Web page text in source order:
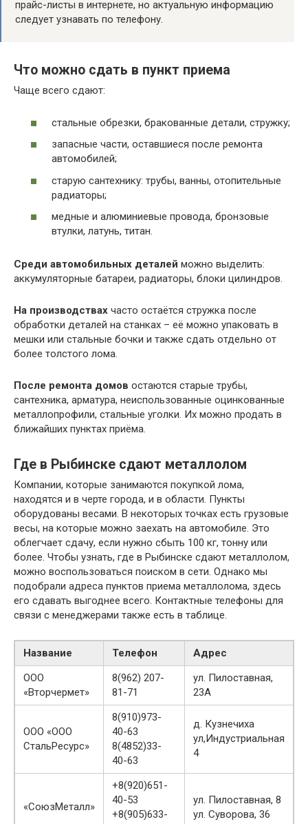
прайс-листы в интернете, но актуальную информацию
следует узнавать по телефону.
Что можно сдать в пункт приема
Чаще всего сдают:
стальные обрезки, бракованные детали, стружку;
запасные части, оставшиеся после ремонта
автомобилей;
старую сантехнику: трубы, ванны, отопительные
радиаторы;
медные и алюминиевые провода, бронзовые
втулки, латунь, титан.
Среди автомобильных деталей можно выделить:
аккумуляторные батареи, радиаторы, блоки цилиндров.
На производствах часто остаётся стружка после
обработки деталей на станках – её можно упаковать в
мешки или стальные бочки и также сдать отдельно от
более толстого лома.
После ремонта домов остаются старые трубы,
сантехника, арматура, неиспользованные оцинкованные
металлопрофили, стальные уголки. Их можно продать в
ближайших пунктах приёма.
Где в Рыбинске сдают металлолом
Компании, которые занимаются покупкой лома,
находятся и в черте города, и в области. Пункты
оборудованы весами. В некоторых точках есть грузовые
весы, на которые можно заехать на автомобиле. Это
облегчает сдачу, если нужно сбыть 100 кг, тонну или
более. Чтобы узнать, где в Рыбинске сдают металлолом,
можно воспользоваться поиском в сети. Однако мы
подобрали адреса пунктов приема металлолома, здесь
его сдавать выгоднее всего. Контактные телефоны для
связи с менеджерами также есть в таблице.
Название Телефон
Адрес
ООО
«Вторчермет»
8(962) 207-
81-71
ул. Пилоставная,
23А
ООО «ООО
СтальРесурс»
8(910)973-
40-63
8(4852)33-
40-63
д. Кузнечиха
ул,Индустриальная
4
«СоюзМеталл»
+8(920)651-
40-53
+8(905)633-
ул. Пилоставная, 8
ул. Суворова, 36